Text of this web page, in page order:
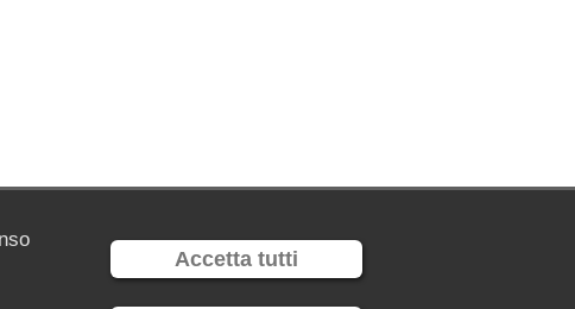
Accetta tutti